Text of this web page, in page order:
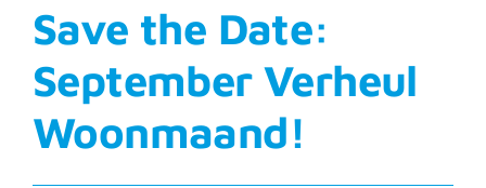
Save the Date:
September Verheul
Woonmaand!